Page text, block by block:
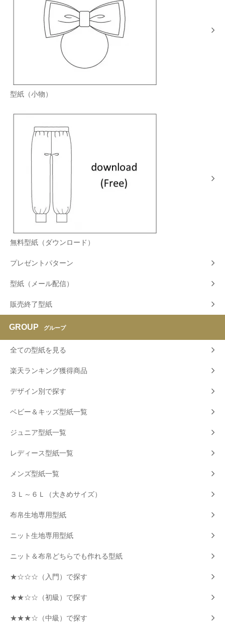
型紙（小物）
無料型紙（ダウンロード）
プレゼントパターン
型紙（メール配信）
販売終了型紙
GROUP グループ
全ての型紙を見る
楽天ランキング獲得商品
デザイン別で探す
ベビー＆キッズ型紙一覧
ジュニア型紙一覧
レディース型紙一覧
メンズ型紙一覧
３Ｌ～６Ｌ（大きめサイズ）
布帛生地専用型紙
ニット生地専用型紙
ニット＆布帛どちらでも作れる型紙
★☆☆☆（入門）で探す
★★☆☆（初級）で探す
★★★☆（中級）で探す